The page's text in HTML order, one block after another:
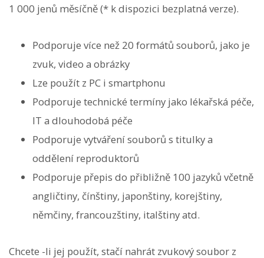
1 000 jenů měsíčně (* k dispozici bezplatná verze).
Podporuje více než 20 formátů souborů, jako je
zvuk, video a obrázky
Lze použít z PC i smartphonu
Podporuje technické termíny jako lékařská péče,
IT a dlouhodobá péče
Podporuje vytváření souborů s titulky a
oddělení reproduktorů
Podporuje přepis do přibližně 100 jazyků včetně
angličtiny, čínštiny, japonštiny, korejštiny,
němčiny, francouzštiny, italštiny atd.
Chcete -li jej použít, stačí nahrát zvukový soubor z